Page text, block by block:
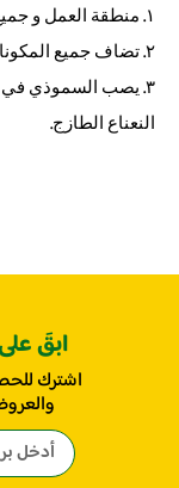
١. ﻣﻨﻄﻘﺔ اﻟﻌﻤﻞ و ﺟﻤﯿﻊ اﻷدوات ﯾﺠﺐ أن ﺗﻜﻮن ﻧﻈﯿﻔﺔ وﻣﻌﻘﻤﺔ.
٢. تضاف جميع المكونات في الخلاط وتخلط حتى تتجانس.
٣. يصب السموذي في
النعناع الطازج.
ابقَ
اشترك